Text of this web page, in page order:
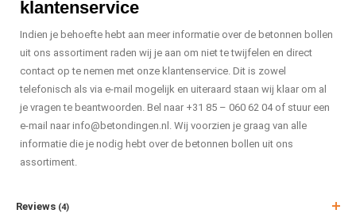
klantenservice
Indien je behoefte hebt aan meer informatie over de betonnen bollen
uit ons assortiment raden wij je aan om niet te twijfelen en direct
contact op te nemen met onze klantenservice. Dit is zowel
telefonisch als via e-mail mogelijk en uiteraard staan wij klaar om al
je vragen te beantwoorden. Bel naar +31 85 – 060 62 04 of stuur een
e-mail naar info@betondingen.nl . Wij voorzien je graag van alle
informatie die je nodig hebt over de betonnen bollen uit ons
assortiment.
Reviews (4)